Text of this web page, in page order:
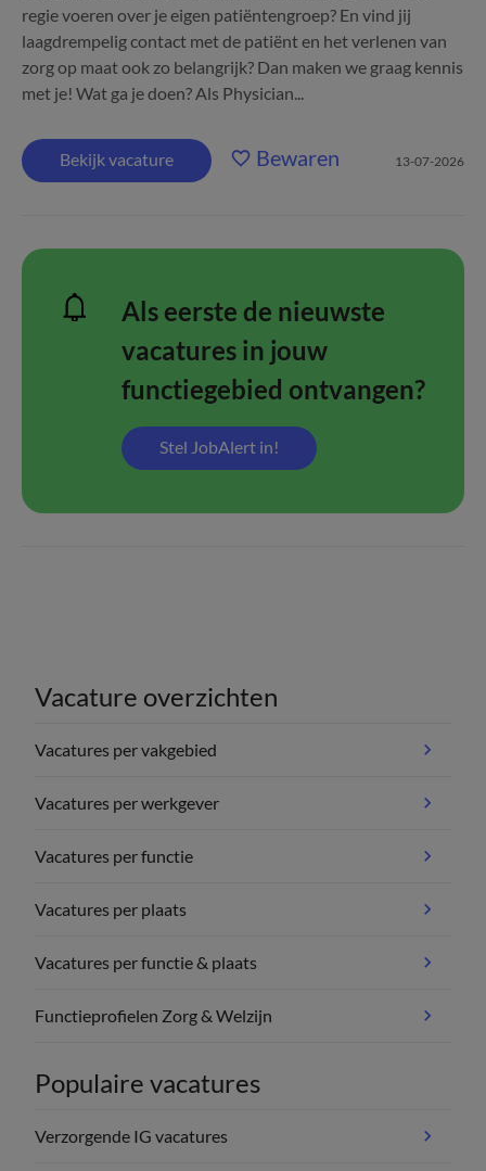
regie voeren over je eigen patiëntengroep? En vind jij
laagdrempelig contact met de patiënt en het verlenen van
zorg op maat ook zo belangrijk? Dan maken we graag kennis
met je! Wat ga je doen? Als Physician...
Bekijk vacature Bewaren 13-07-2026
Als eerste de nieuwste
vacatures in jouw
functiegebied ontvangen?
Stel JobAlert in!
Vacature overzichten
Vacatures per vakgebied
Vacatures per werkgever
Vacatures per functie
Vacatures per plaats
Vacatures per functie & plaats
Functieprofielen Zorg & Welzijn
Populaire vacatures
Verzorgende IG vacatures